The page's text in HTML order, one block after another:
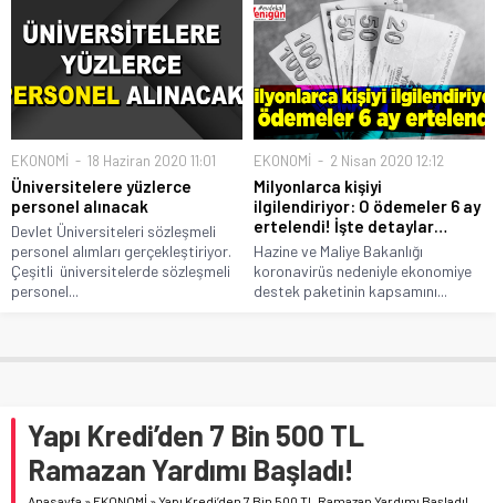
EKONOMİ 18 Haziran 2020 11:01
Üniversitelere yüzlerce
personel alınacak
Devlet Üniversiteleri sözleşmeli
personel alımları gerçekleştiriyor.
Çeşitli üniversitelerde sözleşmeli
personel...
EKONOMİ 2 Nisan 2020 12:12
Milyonlarca kişiyi
ilgilendiriyor: O ödemeler 6 ay
ertelendi! İşte detaylar…
Hazine ve Maliye Bakanlığı
koronavirüs nedeniyle ekonomiye
destek paketinin kapsamını...
Yapı Kredi’den 7 Bin 500 TL
Ramazan Yardımı Başladı!